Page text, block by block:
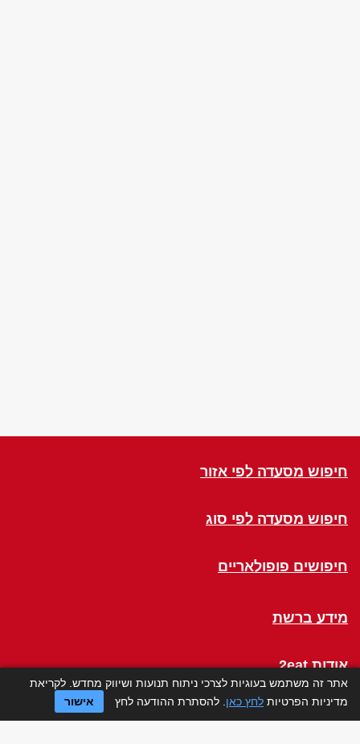
חיפוש מסעדה לפי אזור
חיפוש מסעדה לפי סוג
חיפושים פופולאריים
מידע ברשת
אודות 2eat
Click a Table
אתר זה משתמש בעוגיות לצרכי ניתוח תנועות ושיווק מחדש. לקריאת
מדיניות הפרטיות לחץ כאן . להסתרת ההודעה לחץ אישור